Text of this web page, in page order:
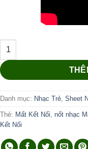
Mất Kết Nối số lượng
Danh mục: Nhạc Trẻ Sheet
Thẻ: Mất Kết Nối nốt nhạc
Kết Nối